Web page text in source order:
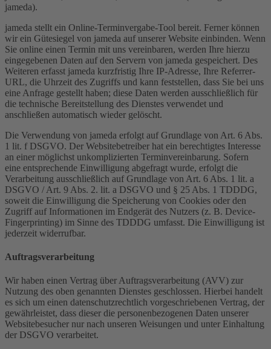
jameda).
jameda stellt ein Online-Terminvergabe-Tool bereit. Ferner können
wir ein Gütesiegel von jameda auf unserer Website einbinden. Wenn
Sie online einen Termin mit uns vereinbaren, werden Ihre hierzu
eingegebenen Daten auf den Servern von jameda gespeichert. Des
Weiteren erfasst jameda kurzfristig Ihre IP-Adresse, Ihre Referrer-
URL, die Uhrzeit des Zugriffs und kann feststellen, dass Sie bei uns
eine Anfrage gestellt haben; diese Daten werden ausschließlich für
die technische Bereitstellung des Dienstes verwendet und
anschließen automatisch wieder gelöscht.
Die Verwendung von jameda erfolgt auf Grundlage von Art. 6 Abs.
1 lit. f DSGVO. Der Websitebetreiber hat ein berechtigtes Interesse
an einer möglichst unkomplizierten Terminvereinbarung. Sofern
eine entsprechende Einwilligung abgefragt wurde, erfolgt die
Verarbeitung ausschließlich auf Grundlage von Art. 6 Abs. 1 lit. a
DSGVO / Art. 9 Abs. 2. lit. a DSGVO und § 25 Abs. 1 TDDDG,
soweit die Einwilligung die Speicherung von Cookies oder den
Zugriff auf Informationen im Endgerät des Nutzers (z. B. Device-
Fingerprinting) im Sinne des TDDDG umfasst. Die Einwilligung ist
jederzeit widerrufbar.
Auftragsverarbeitung
Wir haben einen Vertrag über Auftragsverarbeitung (AVV) zur
Nutzung des oben genannten Dienstes geschlossen. Hierbei handelt
es sich um einen datenschutzrechtlich vorgeschriebenen Vertrag, der
gewährleistet, dass dieser die personenbezogenen Daten unserer
Websitebesucher nur nach unseren Weisungen und unter Einhaltung
der DSGVO verarbeitet.